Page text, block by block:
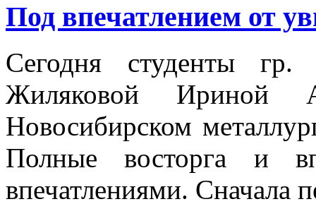
Под впечатлением от
Сегодня студенты
Жиляковой Ириной
Новосибирском
Полные восторга и
впечатлениями. Сначала